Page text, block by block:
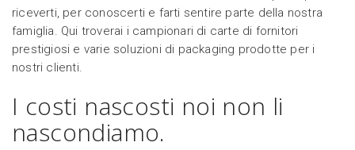
riceverti, per conoscerti e farti sentire parte della nostra
famiglia. Qui troverai i campionari di carte di fornitori
prestigiosi e varie soluzioni di packaging prodotte per i
nostri clienti.
I costi nascosti noi non li
nascondiamo.